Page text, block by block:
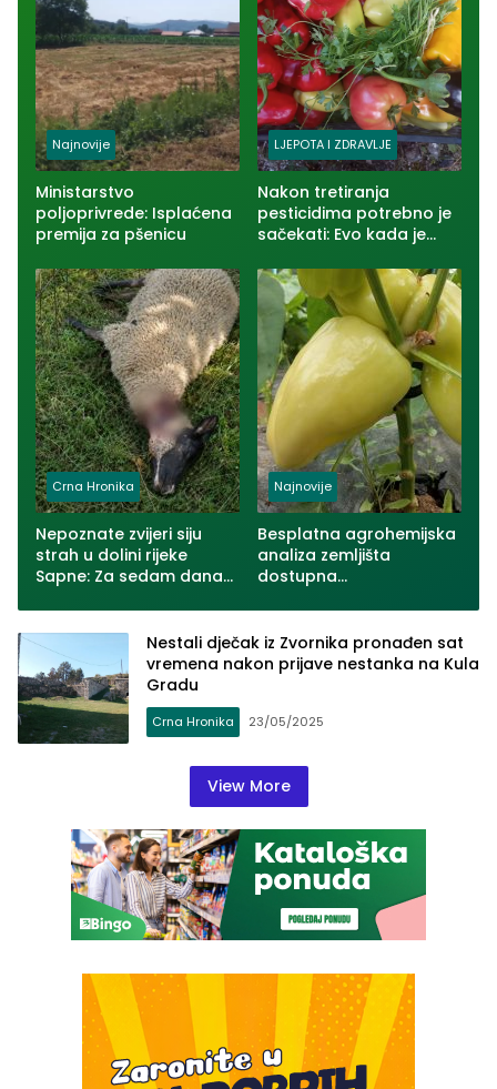
Najnovije
Ministarstvo
poljoprivrede: Isplaćena
premija za pšenicu
LJEPOTA I ZDRAVLJE
Nakon tretiranja
pesticidima potrebno je
sačekati: Evo kada je
za jelo
Crna Hronika
Nepoznate zvijeri siju
strah u dolini rijeke
Sapne: Za sedam dana
ovaca u dva zvornička
naselja (VIDEO)
Najnovije
Besplatna agrohemijska
analiza zemljišta
dostupna
Zvorniku
Nestali dječak iz Zvornika pronađen sat
vremena nakon prijave nestanka na Kula
Gradu
Crna Hronika 23/05/2025
View More